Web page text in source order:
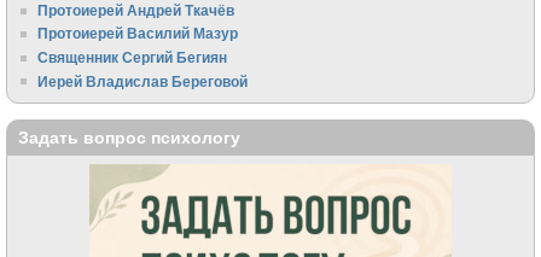
Протоиерей Андрей Ткачёв
Протоиерей Василий Мазур
Священник Сергий Бегиян
Иерей Владислав Береговой
Задать вопрос психологу